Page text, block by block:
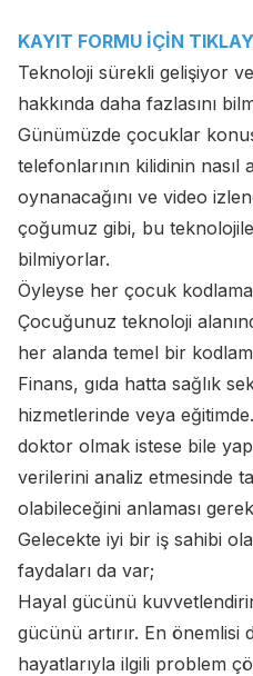
KAYIT FORMU İÇİN
Teknoloji sürekli gelişiyor
hakkında daha fazlasını
Günümüzde çocuklar
telefonlarının kilidinin nasıl
oynanacağını ve video
çoğumuz gibi, bu
bilmiyorlar.
Öyleyse her çocuk
Çocuğunuz teknoloji
her alanda temel bir
Finans, gıda hatta sağlık
hizmetlerinde veya
doktor olmak istese bile
verilerini analiz etmesinde
olabileceğini anlaması
Gelecekte iyi bir iş sahibi
faydaları da var;
Hayal gücünü
gücünü artırır. En önemlisi
hayatlarıyla ilgili problem